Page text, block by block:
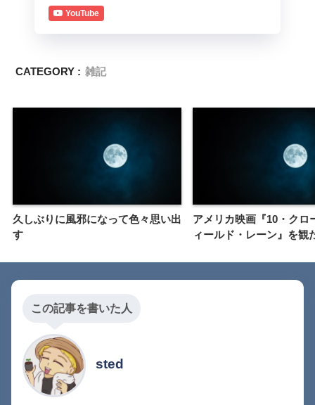
YouTube
CATEGORY : 雑記
久しぶりに風邪になって色々思い出
す
アメリカ映画『10・クロ
ィールド・レーン』を観
この記事を書いた人
sted